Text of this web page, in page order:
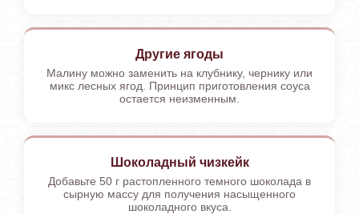
Другие ягоды
Малину можно заменить на клубнику, чернику или
микс лесных ягод. Принцип приготовления соуса
остается неизменным.
Шоколадный чизкейк
Добавьте 50 г растопленного темного шоколада в
сырную массу для получения насыщенного
шоколадного вкуса.